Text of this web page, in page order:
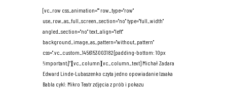
[vc_row css_animation="" row_type="row"
use_row_as_full_screen_section="no" type="full_width"
angled_section="no" text_align="left"
background_image_as_pattern="without_pattern"
css=".vc_custom_1456153003182{padding-bottom: 10px
!important;}"][vc_column][vc_column_text] Michał Zadara
Edward Linde-Lubaszenko czyta jedno opowiadanie Izaaka
Babla cykl: Mikro Teatr zdjęcia z prób i pokazu